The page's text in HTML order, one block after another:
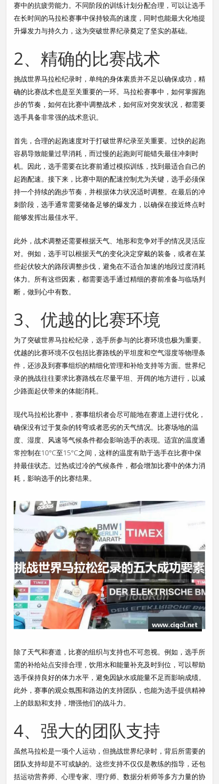
赛中的抗疲劳能力。不同阶段的训练计划分配合理，可以让选手
在长时间的马拉松赛事中保持较高的速度，同时也能最大化地提
升爆发力与持久力，这为突破世界纪录奠定了坚实的基础。
2、精确的比赛战术
挑战世界马拉松纪录时，单纯的身体素质并不足以确保成功，精
确的比赛战术也是至关重要的一环。马拉松赛事中，如何掌握跑
步的节奏，如何在比赛中调整战术，如何应对突发状况，都需要
选手具备非常强的战术意识。
首先，合理的起跑速度对于打破世界纪录至关重要。过快的起跑
容易导致能量过早消耗，而过慢的起跑则可能错失最佳冲刺时
机。因此，选手需要在比赛前通过模拟训练，找到最适合自己的
起跑配速。接下来，比赛中期的配速控制尤为关键，选手必须保
持一个持续的跑步节奏，并根据体力状况适时调整。在最后的冲
刺阶段，选手通常需要储备足够的爆发力，以确保在接近终点时
能够发挥出最佳水平。
此外，战术调整还需要根据天气、地形和竞争对手的情况灵活应
对。例如，选手可以根据天气的变化决定穿戴的装备，或者在某
些起伏较大的路段调整步伐，避免在不适合加速的地段过度消耗
体力。所有这些因素，都需要选手通过精细的赛前准备与临场判
断，做到心中有数。
3、优越的比赛环境
为了突破世界马拉松纪录，选手所参与的比赛环境也极为重要。
优越的比赛环境不仅包括比赛路线的平坦度和空气湿度等物理条
件，还涉及到赛事组织的精细化管理和补给支持等方面。世界纪
录的挑战往往要求比赛路线在尽量平坦、开阔的地方进行，以减
少路面起伏带来的体能消耗。
现代马拉松比赛中，赛事组织者会尽可能地在赛道上进行优化，
确保没有过于复杂的转弯或者恶劣的天气情况。比赛场地的温
度、湿度、风速等气候条件都会影响选手的表现。适宜的温度通
常控制在10°C至15°C之间，这样的温度有助于选手在比赛中保
持最佳状态。过热或过冷的气候条件，都会增加比赛中的体力消
耗，影响选手的比赛结果。
除了天气和赛道，比赛的组织与支持也不可忽视。例如，选手所
需的补给站点安排合理，饮用水和能量补充及时到位，可以帮助
选手保持良好的体力水平，避免因缺水或能量不足而影响成绩。
此外，赛事的观众氛围和路边的支持团队，也能为选手提供精神
上的鼓励和支持，增强他们的战斗力。
4、强大的团队支持
虽然马拉松是一项个人运动，但挑战世界纪录时，背后所需要的
团队支持却是不可或缺的。这些支持不仅仅是教练的指导，还包
括运动营养师、心理专家、理疗师、数据分析师等多方力量的协